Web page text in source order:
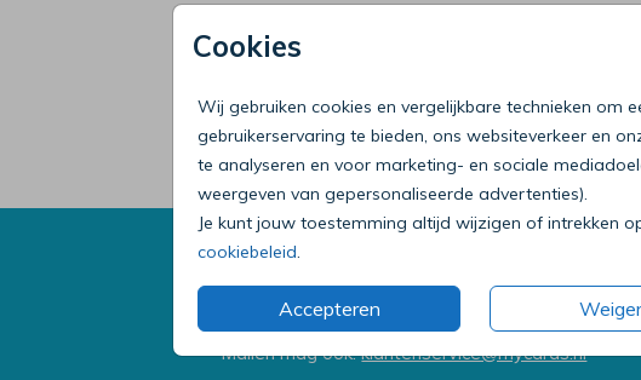
Cookies
Wij gebruiken cookies en vergelijkbare technieken om
gebruikerservaring te bieden, ons websiteverkeer en
te analyseren en voor marketing- en sociale
weergeven van gepersonaliseerde advertenties).
Je kunt jouw toestemming altijd wijzigen of intrekken
cookiebeleid
Accepteren
Bel onze klantenservice
0318 - 72 51 23
Op werkdagen van 09:00 tot 18:00 uur
Mailen mag ook:klantenservice@mycards.nl